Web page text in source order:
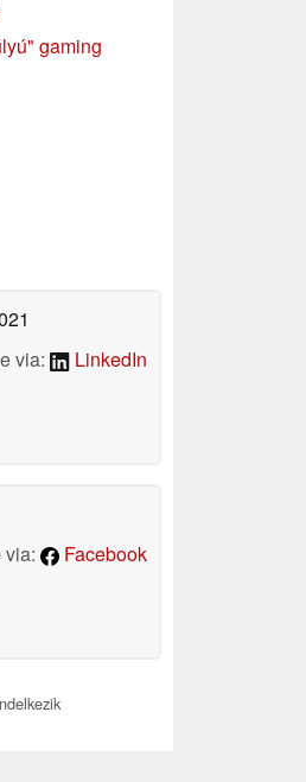
gaming
via:
LinkedIn
via:
Facebook